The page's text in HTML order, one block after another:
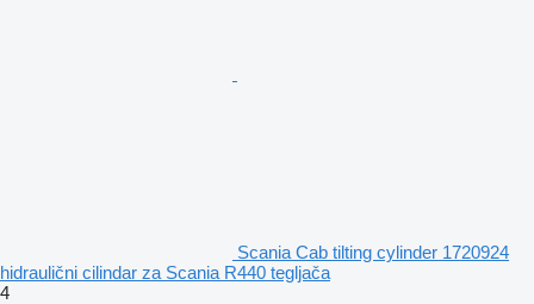
Scania Cab tilting cylinder 1720924
hidraulični cilindar za Scania R440 tegljača
4